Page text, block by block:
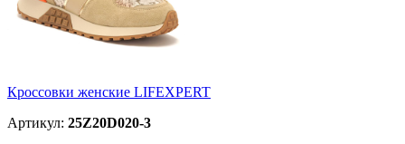
Кроссовки женские LIFEXPERT
Артикул: 25Z20D020-3